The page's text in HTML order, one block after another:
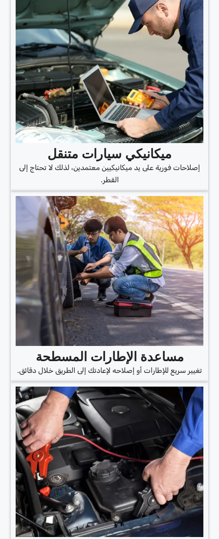
ميكانيكي سيارات متنقل
إصلاحات فورية على يد ميكانيكيين معتمدين، لذلك لا تحتاج إلى
القطر.
مساعدة الإطارات المسطحة
تغيير سريع للإطارات أو إصلاحه لإعادتك إلى الطريق خلال دقائق.